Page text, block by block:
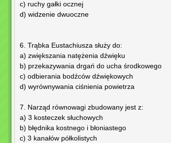
c) ruchy gałki ocznej
d) widzenie dwuoczne
6. Trąbka Eustachiusza służy do:
a) zwiększania natężenia dźwięku
b) przekazywania drgań do ucha środkowego
c) odbierania bodźców dźwiękowych
d) wyrównywania ciśnienia powietrza
7. Narząd równowagi zbudowany jest z:
a) 3 kosteczek słuchowych
b) błędnika kostnego i błoniastego
c) 3 kanałów półkolistych